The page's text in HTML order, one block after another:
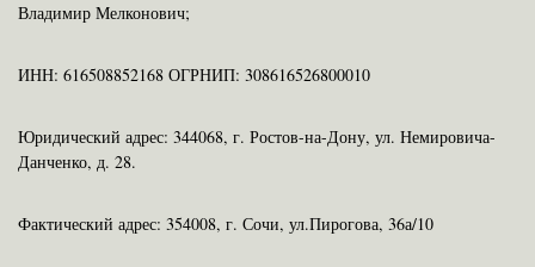
Владимир Мелконович;
ИНН: 616508852168 ОГРНИП: 308616526800010
Юридический адрес: 344068, г. Ростов-на-Дону, ул. Немировича-
Данченко, д. 28.
Фактический адрес: 354008, г. Сочи, ул.Пирогова, 36а/10